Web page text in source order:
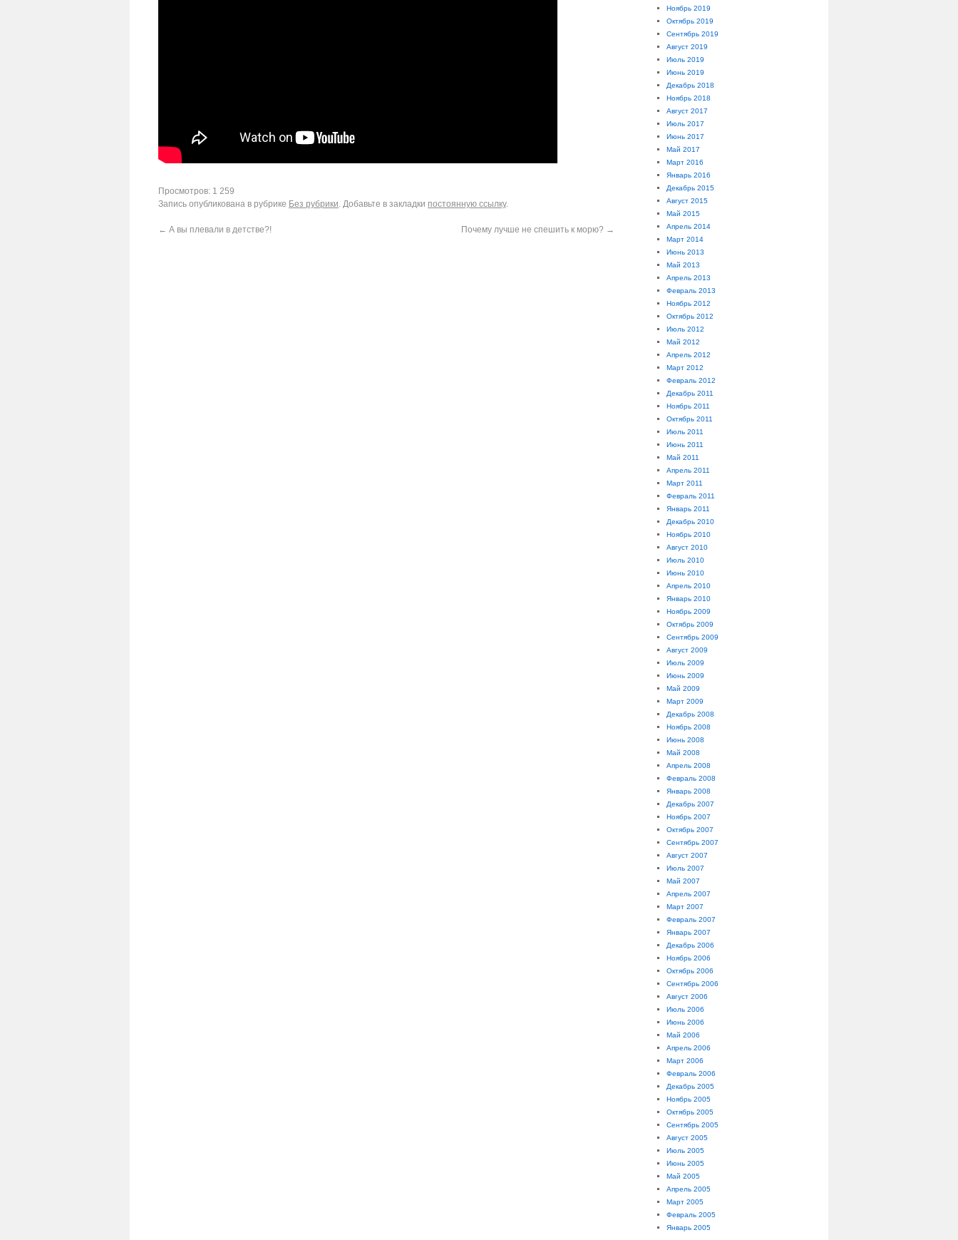
Просмотров: 1 259
Запись опубликована в рубрике Без рубрики. Добавьте в закладки постоянную ссылку.
← А вы плевали в детстве?! Почему лучше не спешить к морю? →
Ноябрь 2019
Октябрь 2019
Сентябрь 2019
Август 2019
Июль 2019
Июнь 2019
Декабрь 2018
Ноябрь 2018
Август 2017
Июль 2017
Июнь 2017
Май 2017
Март 2016
Январь 2016
Декабрь 2015
Август 2015
Май 2015
Апрель 2014
Март 2014
Июнь 2013
Май 2013
Апрель 2013
Февраль 2013
Ноябрь 2012
Октябрь 2012
Июль 2012
Май 2012
Апрель 2012
Март 2012
Февраль 2012
Декабрь 2011
Ноябрь 2011
Октябрь 2011
Июль 2011
Июнь 2011
Май 2011
Апрель 2011
Март 2011
Февраль 2011
Январь 2011
Декабрь 2010
Ноябрь 2010
Август 2010
Июль 2010
Июнь 2010
Апрель 2010
Январь 2010
Ноябрь 2009
Октябрь 2009
Сентябрь 2009
Август 2009
Июль 2009
Июнь 2009
Май 2009
Март 2009
Декабрь 2008
Ноябрь 2008
Июнь 2008
Май 2008
Апрель 2008
Февраль 2008
Январь 2008
Декабрь 2007
Ноябрь 2007
Октябрь 2007
Сентябрь 2007
Август 2007
Июль 2007
Май 2007
Апрель 2007
Март 2007
Февраль 2007
Январь 2007
Декабрь 2006
Ноябрь 2006
Октябрь 2006
Сентябрь 2006
Август 2006
Июль 2006
Июнь 2006
Май 2006
Апрель 2006
Март 2006
Февраль 2006
Декабрь 2005
Ноябрь 2005
Октябрь 2005
Сентябрь 2005
Август 2005
Июль 2005
Июнь 2005
Май 2005
Апрель 2005
Март 2005
Февраль 2005
Январь 2005